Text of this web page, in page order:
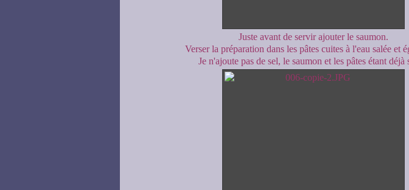
Juste avant de servir ajouter le saumon.
Verser la préparation dans les pâtes cuites à l'eau salée et
Je n'ajoute pas de sel, le saumon et les pâtes étant déjà